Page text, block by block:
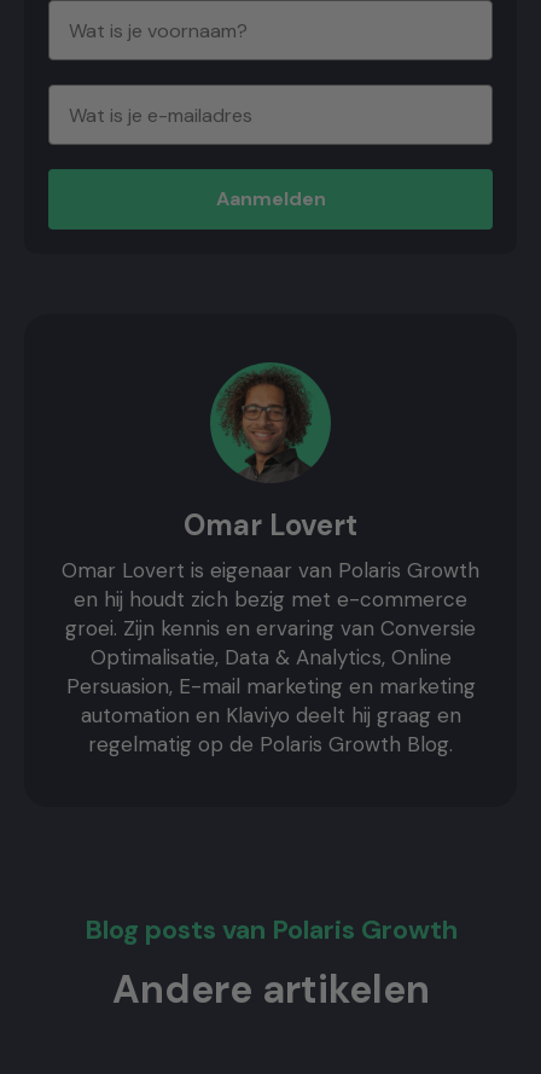
Aanmelden
Omar Lovert
Omar Lovert is eigenaar van Polaris Growth
en hij houdt zich bezig met e-commerce
groei. Zijn kennis en ervaring van Conversie
Optimalisatie, Data & Analytics, Online
Persuasion, E-mail marketing en marketing
automation en Klaviyo deelt hij graag en
regelmatig op de Polaris Growth Blog.
Blog posts van Polaris Growth
Andere artikelen